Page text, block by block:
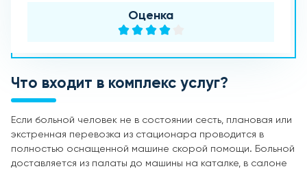
Оценка
Что входит в комплекс услуг?
Если больной человек не в состоянии сесть, плановая или
экстренная перевозка из стационара проводится в
полностью оснащенной машине скорой помощи. Больной
доставляется из палаты до машины на каталке, в салоне